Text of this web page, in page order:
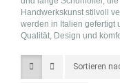
Handwerkskunst stilvoll
werden in Italien gefertigt
Qualität, Design und
Sortieren
Sortieren